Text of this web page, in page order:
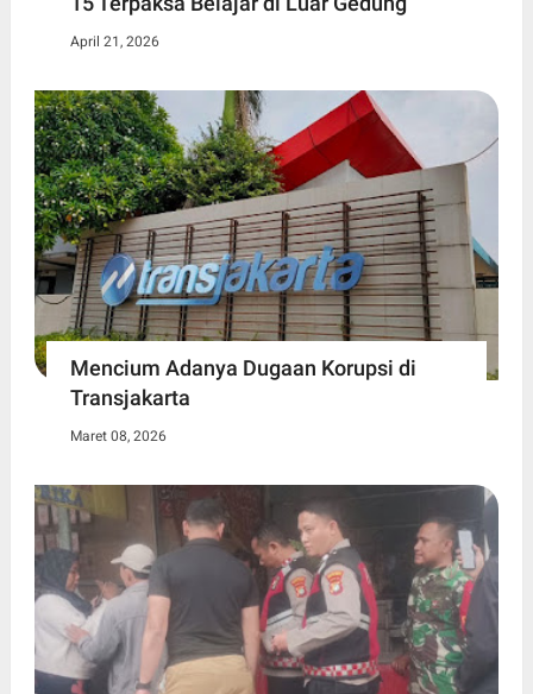
April 21, 2026
Mencium Adanya Dugaan Korupsi di
Transjakarta
Maret 08, 2026